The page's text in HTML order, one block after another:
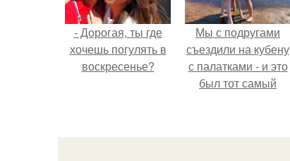
- Дорогая, ты где
хочешь погулять в
воскресенье?
Мы с подругами
съездили на кубену
с палатками - и это
был тот самый
смеёшься,